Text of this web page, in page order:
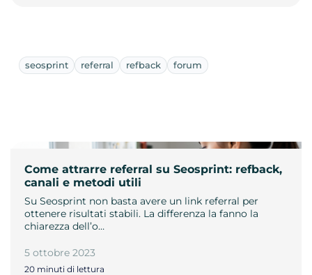
seosprint referral refback forum
Come attrarre referral su Seosprint: refback,
canali e metodi utili
Su Seosprint non basta avere un link referral per
ottenere risultati stabili. La differenza la fanno la
chiarezza dell’o…
5 ottobre 2023
20 minuti di lettura